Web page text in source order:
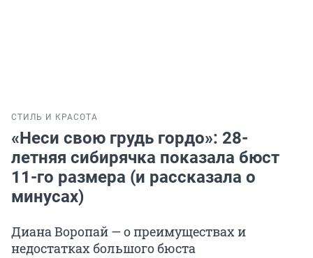
СТИЛЬ И КРАСОТА
«Неси свою грудь гордо»: 28-
летняя сибирячка показала бюст
11-го размера (и рассказала о
минусах)
Диана Воропай — о преимуществах и
недостатках большого бюста